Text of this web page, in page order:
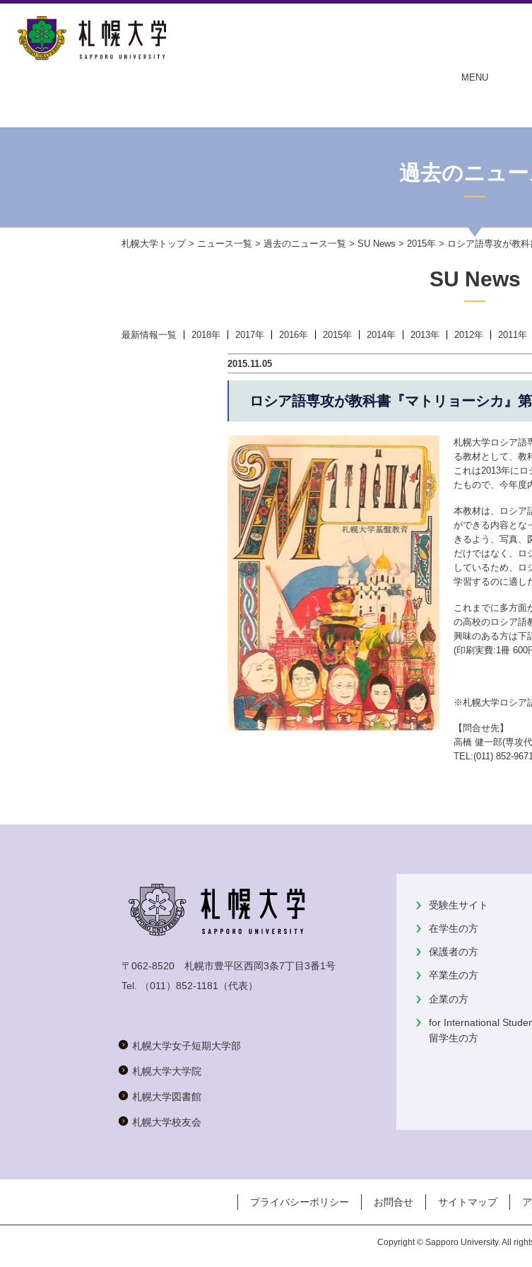
MENU
過去のニュー
札幌大学トップ> ニュース一覧 > 過去のニュース一覧 > SU News > 2015年 > ロシア語専攻が教
SU News
最新情報一覧 2018年 2017年 2016年 2015年 2014年 2013年 2012年 2011年
2015.11.05
ロシア語専攻が教科書『マトリョーシカ』
札幌大学ロシア語
る教材として、教
これは2013年に
たもので、今年度
本教材は、ロシア
ができる内容とな
きるよう、写真、
だけではなく、ロ
しているため、ロ
学習するのに適し
これまでに多方面
の高校のロシア語
興味のある方は下
(印刷実費:1冊 600
※札幌大学ロシア
【問合せ先】
高橋 健一郎(専攻
TEL:(011) 852-
〒062-8520 札幌市豊平区西岡3条7丁目3番1号
Tel.
（011）852-1181 （代表）
札幌大学女子短期大学部
札幌大学大学院
札幌大学図書館
札幌大学校友会
受験生サイト
在学生の方
保護者の方
卒業生の方
企業の方
for International
留学生の方
プライバシーポリシー お問合せ サイトマップ
Copyright © Sapporo University. All